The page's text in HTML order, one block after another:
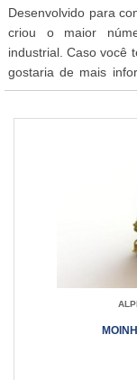
Desenvolvido para
criou o maior
industrial. Caso você
gostaria de mais
mais dos